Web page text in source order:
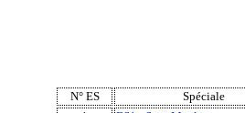
N° ES Spéciale